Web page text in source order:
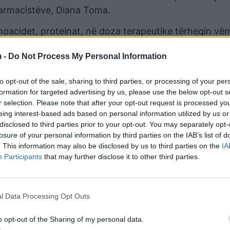
- Do Not Process My Personal Information
opt-out of the sale, sharing to third parties, or processing of your
for targeted advertising by us, please use the below opt-out
selection. Please note that after your opt-out request is processed
interest-based ads based on personal information utilized by us
to third parties prior to your opt-out. You may separately
of your personal information by third parties on the IAB’s list of
This information may also be disclosed by us to third parties on the
Participants that may further disclose it to other third parties.
Data Processing Opt Outs
opt-out of the Sharing of my personal data.
Diana Toma.
proteinat, në doza terapeutike tërheqin
për një diagnozë të caktuar, por në dozat që
si abuzim praninë e tyre në recetat
nga mjekët filloi në vitin 2014 dhe arriti
një linjat kryesore të të ardhurave për tregun
për intervistë mbi marrëdhënien informale
përqendruara të lëndëve ushqyese – minerale dhe
ose fiziologjik që tregtohen në formë pilule.